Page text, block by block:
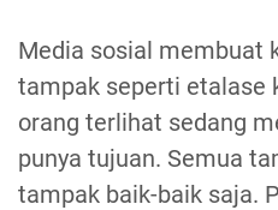
Media sosial membuat
tampak seperti etalase
orang terlihat sedang
punya tujuan. Semua
tampak baik-baik saja.